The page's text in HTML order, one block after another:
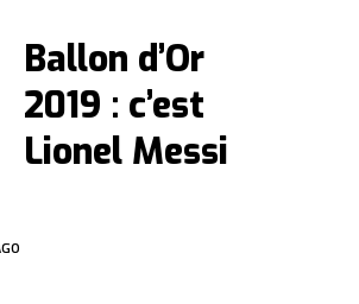
Ballon d’Or
2019 : c’est
Lionel Messi